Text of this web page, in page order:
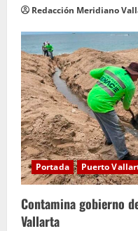
Redacción Meridiano
Portada Puerto
Contamina gobierno
Vallarta